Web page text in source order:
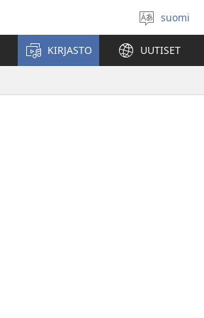
Valitse
kieli
suomi
KIRJASTO UUTISET